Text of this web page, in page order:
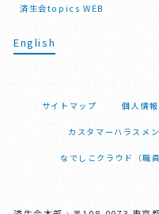
済生会topics WEB
English
サイトマップ 個人情
カスタマーハラスメ
なでしこクラウド（職